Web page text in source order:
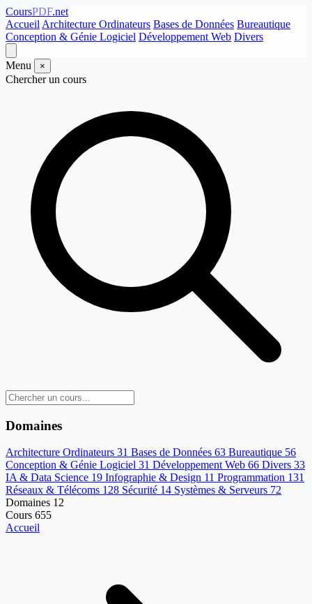
CoursPDF.net
Accueil Architecture Ordinateurs Bases de Données Bureautique
Conception & Génie Logiciel Développement Web Divers
Menu ×
Chercher un cours
Domaines
Architecture Ordinateurs 31 Bases de Données 63 Bureautique 56
Conception & Génie Logiciel 31 Développement Web 66 Divers 33
IA & Data Science 19 Infographie & Design 11 Programmation 131
Réseaux & Télécoms 128 Sécurité 14 Systèmes & Serveurs 72
Domaines 12
Cours 655
Accueil